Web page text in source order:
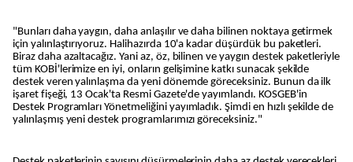
"Bunları daha yaygın, daha anlaşılır ve daha bilinen noktaya getirmek
için yalınlaştırıyoruz. Halihazırda 10'a kadar düşürdük bu paketleri.
Biraz daha azaltacağız. Yani az, öz, bilinen ve yaygın destek paketleriyle
tüm KOBİ'lerimize en iyi, onların gelişimine katkı sunacak şekilde
destek veren yalınlaşma da yeni dönemde göreceksiniz. Bunun da ilk
işaret fişeği, 13 Ocak'ta Resmi Gazete'de yayımlandı. KOSGEB'in
Destek Programları Yönetmeliğini yayımladık. Şimdi en hızlı şekilde de
yalınlaşmış yeni destek programlarımızı göreceksiniz."